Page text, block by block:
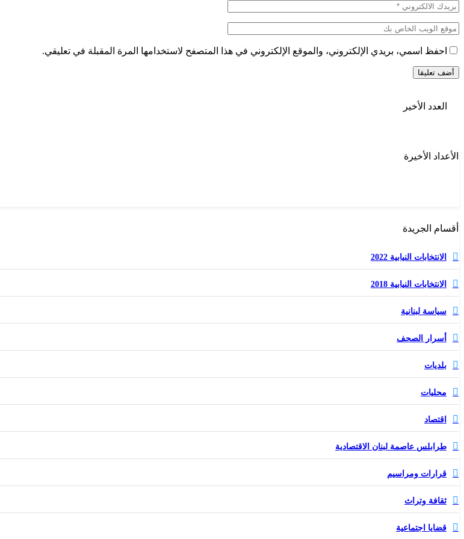
احفظ اسمي، بريدي الإلكتروني، والموقع الإلكتروني في هذا المتصفح لاستخدامها المرة المقبلة في تعليقي.
العدد الأخير
الأعداد الأخيرة
أقسام الجريدة
الانتخابات النيابية 2022
الانتخابات النيابية 2018
سياسة لبنانية
أسرار الصحف
بلديات
محليات
اقتصاد
طرابلس عاصمة لبنان الاقتصادية
قرارات ومراسيم
ثقافة وتراث
قضايا اجتماعية